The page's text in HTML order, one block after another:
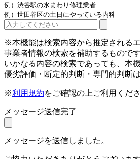
例）渋谷駅の水まわり修理業者
例）世田谷区の土日にやっている内科
※本機能は検索内容から推定される
事業者情報の検索を補助するものです
いかなる内容の検索であっても、本
優劣評価・断定的判断・専門的判断
※利用規約をご確認の上ご利用くだ
メッセージ送信完了
メッセージを送信しました。